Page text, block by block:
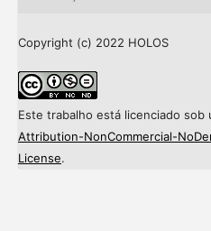
Copyright (c) 2022 HOLOS
Este trabalho está licenciado sob
Attribution-NonCommercial-
License.